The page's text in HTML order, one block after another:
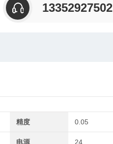
13352927502
精度 0.05
电源 24